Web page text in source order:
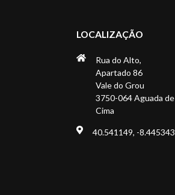
LOCALIZAÇÃO
Rua do Alto,
Apartado 86
Vale do Grou
3750-064 Aguada de
Cima
40.541149, -8.445343